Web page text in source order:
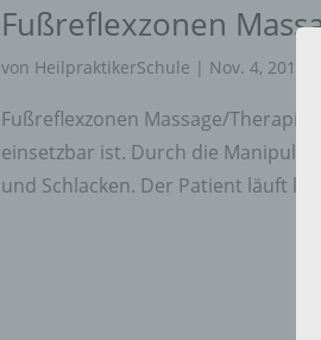
Fußreflexzonen
von HeilpraktikerSchule | Nov. 4, 2019
Fußreflexzonen Massage/
einsetzbar ist. Durch die
und Schlacken. Der Patient läuft